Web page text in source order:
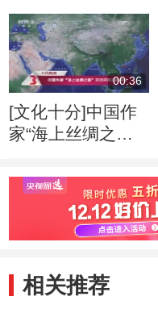
00:36
[文化十分]中国作
家“海上丝绸之
开启
相关推荐